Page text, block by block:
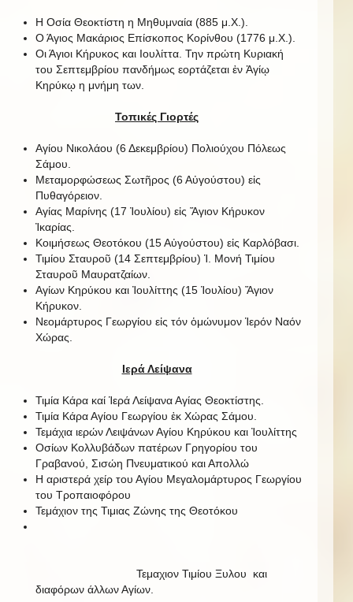
Η Οσία Θεοκτίστη η Μηθυμναία (885 μ.Χ.).
Ο Άγιος Μακάριος Επίσκοπος Κορίνθου (1776 μ.Χ.).
Οι Άγιοι Κήρυκος και Ιουλίττα. Την πρώτη Κυριακή
του Σεπτεμβρίου πανδήμως εορτάζεται ἐν Ἁγίῳ
Κηρύκῳ η μνήμη των.
Τοπικές Γιορτές
Αγίου Νικολάου (6 Δεκεμβρίου) Πολιούχου Πόλεως
Σάμου.
Μεταμορφώσεως Σωτῆρος (6 Αὐγούστου) εἰς
Πυθαγόρειον.
Αγίας Μαρίνης (17 Ἰουλίου) εἰς Ἅγιον Κήρυκον
Ἰκαρίας.
Κοιμήσεως Θεοτόκου (15 Αὐγούστου) εἰς Καρλόβασι.
Τιμίου Σταυροῦ (14 Σεπτεμβρίου) Ἱ. Μονή Τιμίου
Σταυροῦ Μαυρατζαίων.
Αγίων Κηρύκου και Ἰουλίττης (15 Ἰουλίου) Ἅγιον
Κήρυκον.
Νεομάρτυρος Γεωργίου εἰς τόν ὁμώνυμον Ἱερόν Ναόν
Χώρας.
Ιερά Λείψανα
Τιμία Κάρα καί Ἱερά Λείψανα Αγίας Θεοκτίστης.
Τιμία Κάρα Αγίου Γεωργίου ἐκ Χώρας Σάμου.
Τεμάχια ιερών Λειψάνων Αγίου Κηρύκου και Ἰουλίττης
Οσίων Κολλυβάδων πατέρων Γρηγορίου του
Γραβανού, Σισώη Πνευματικού και Απολλώ
Η αριστερά χείρ του Αγίου Μεγαλομάρτυρος Γεωργίου
του Τροπαιοφόρου
Τεμάχιον της Τιμιας Ζώνης της Θεοτόκου
Τεμαχιον Τιμίου Ξυλου και
διαφόρων άλλων Αγίων.